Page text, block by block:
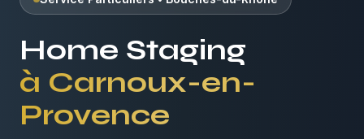
Home Staging
à Carnoux-en-
Provence